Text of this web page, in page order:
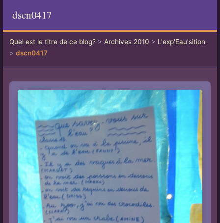
dscn0417
Quel est le titre de ce blog?> Archives 2010 > L'exp'Eau'sition
> dscn0417